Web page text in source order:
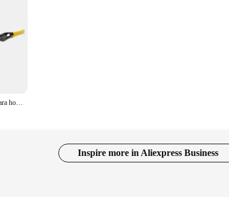
Óculos de sol esportivos para homens Road Bicycle, Mountain Cycling Riding Protection Goggles, MTB Bike Sun Glasses, RR7427
Inspire more in Aliexpress Business